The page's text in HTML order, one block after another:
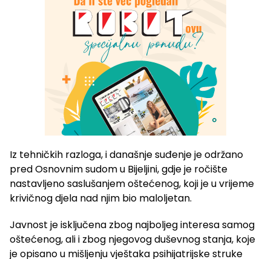
Iz tehničkih razloga, i današnje suđenje je održano
pred Osnovnim sudom u Bijeljini, gdje je ročište
nastavljeno saslušanjem oštećenog, koji je u vrijeme
krivičnog djela nad njim bio maloljetan.
Javnost je isključena zbog najboljeg interesa samog
oštećenog, ali i zbog njegovog duševnog stanja, koje
je opisano u mišljenju vještaka psihijatrijske struke